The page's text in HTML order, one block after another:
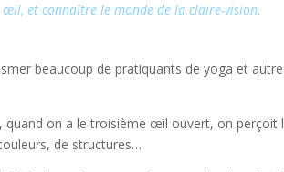
et connaître le monde de la claire-vision.
beaucoup de pratiquants de yoga et
quand on a le troisième œil ouvert, on perçoit
de structures…